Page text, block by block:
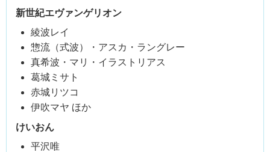
新世紀エヴァンゲリオン
綾波レイ
惣流（式波）・アスカ・ラングレー
真希波・マリ・イラストリアス
葛城ミサト
赤城リツコ
伊吹マヤ ほか
けいおん
平沢唯